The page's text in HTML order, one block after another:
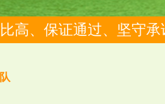
高、保证通过、坚守承